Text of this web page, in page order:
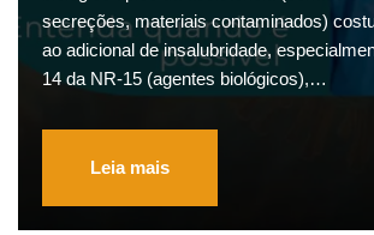
secreções, materiais contaminados)
ao adicional de insalubridade,
14 da NR-15 (agentes biológicos),…
Leia mais